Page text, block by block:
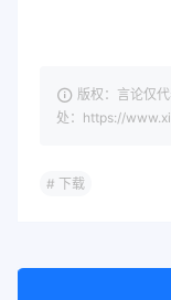
版权：言论仅
处：https://
# 下载